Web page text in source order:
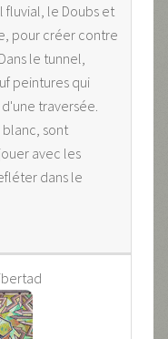
fluvial, le Doubs et
pour créer contre
le tunnel,
peintures qui
traversée.
blanc, sont
avec les
dans le